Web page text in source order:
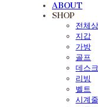
ABOUT
SHOP
전체
지갑
가방
골프
데스
리빙
벨트
시계줄